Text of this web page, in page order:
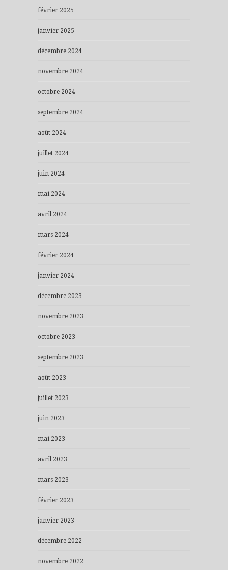
février 2025
janvier 2025
décembre 2024
novembre 2024
octobre 2024
septembre 2024
août 2024
juillet 2024
juin 2024
mai 2024
avril 2024
mars 2024
février 2024
janvier 2024
décembre 2023
novembre 2023
octobre 2023
septembre 2023
août 2023
juillet 2023
juin 2023
mai 2023
avril 2023
mars 2023
février 2023
janvier 2023
décembre 2022
novembre 2022